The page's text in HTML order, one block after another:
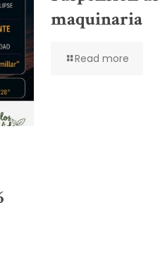
maquinaria
Read more